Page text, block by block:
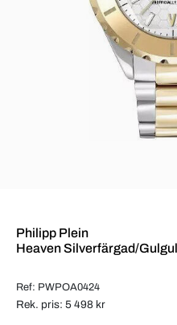
Philipp Plein
Heaven Silverfärgad/
Ref: PWPOA0424
Rek. pris: 5 498 kr